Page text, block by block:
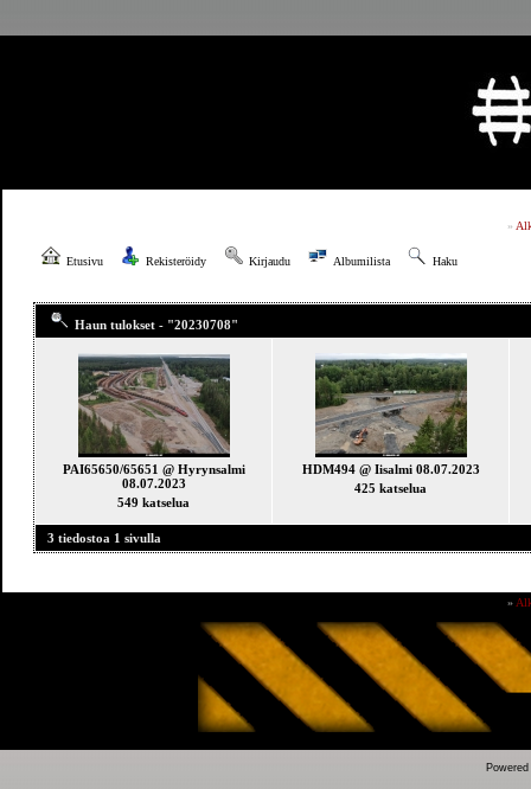
»
Etusivu Rekisteröidy Kirjaudu Albumilista Haku
Haun tulokset - "20230708"
PAI65650/65651 @ Hyrynsalmi
08.07.2023
549 katselua
HDM494 @ Iisalmi 08.07.2023
425 katselua
3 tiedostoa 1 sivulla
»